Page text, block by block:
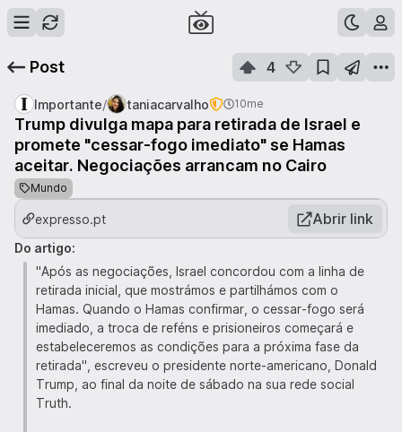
Post 4
Importante/ taniacarvalho 10me
Trump divulga mapa para retirada de Israel e
promete "cessar-fogo imediato" se Hamas
aceitar. Negociações arrancam no Cairo
Mundo
expresso.pt Abrir link
Do artigo:
"Após as negociações, Israel concordou com a linha de
retirada inicial, que mostrámos e partilhámos com o
Hamas. Quando o Hamas confirmar, o cessar-fogo será
imediado, a troca de reféns e prisioneiros começará e
estabeleceremos as condições para a próxima fase da
retirada", escreveu o presidente norte-americano, Donald
Trump, ao final da noite de sábado na sua rede social
Truth.